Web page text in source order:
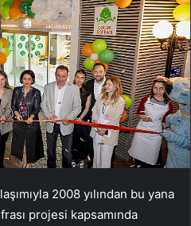
2008 yılından bu yana
projesi kapsamında